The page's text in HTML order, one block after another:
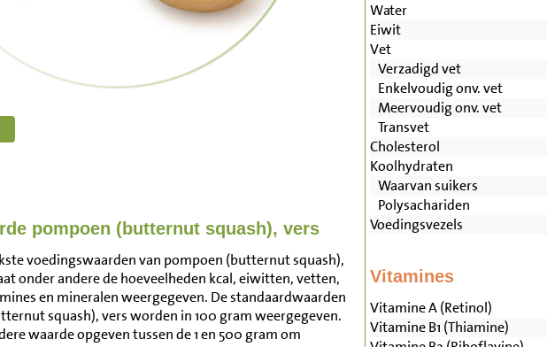
pompoen (butternut squash), vers
voedingswaarden van pompoen (butternut squash),
onder andere de hoeveelheden kcal, eiwitten, vetten,
en mineralen weergegeven. De standaardwaarden
squash), vers worden in 100 gram weergegeven.
waarde opgeven tussen de 1 en 500 gram om
Water
Eiwit
Vet
Verzadigd vet
Enkelvoudig onv. vet
Meervoudig onv. vet
Transvet
Cholesterol
Koolhydraten
Waarvan suikers
Polysachariden
Voedingsvezels
Vitamines
Vitamine A (Retinol)
Vitamine B1 (Thiamine)